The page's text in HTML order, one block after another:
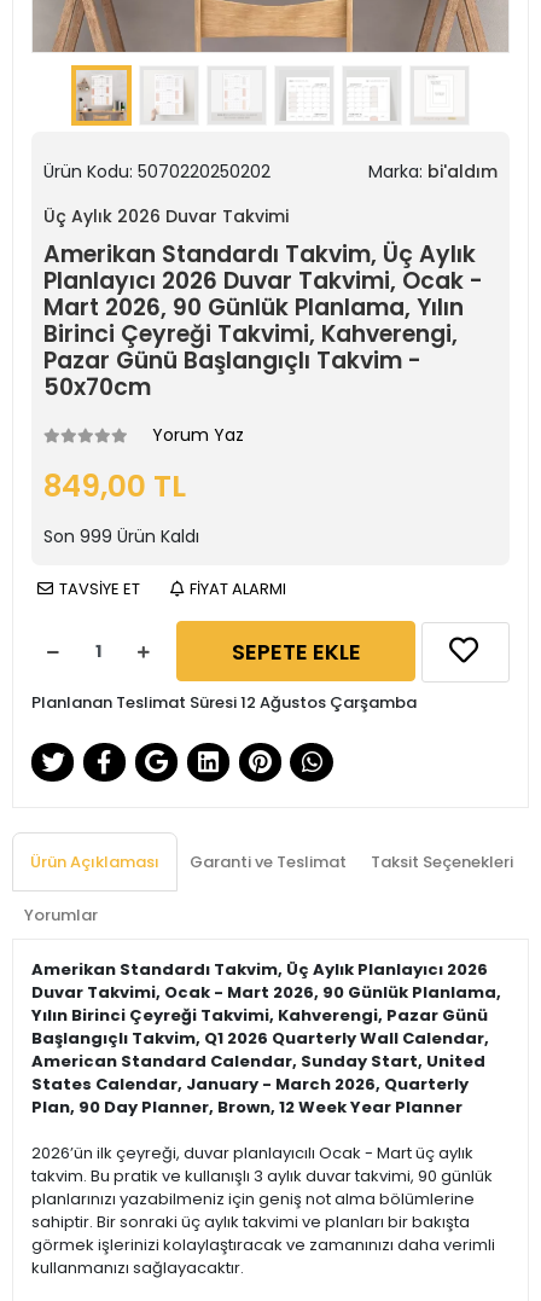
Ürün Kodu: 5070220250202 Marka: bi'aldım
Üç Aylık 2026 Duvar Takvimi
Amerikan Standardı Takvim, Üç Aylık
Planlayıcı 2026 Duvar Takvimi, Ocak -
Mart 2026, 90 Günlük Planlama, Yılın
Birinci Çeyreği Takvimi, Kahverengi,
Pazar Günü Başlangıçlı Takvim -
50x70cm
Yorum Yaz
849,00 TL
Son 999 Ürün Kaldı
TAVSİYE ET FİYAT ALARMI
SEPETE EKLE
Planlanan Teslimat Süresi 12 Ağustos Çarşamba
Ürün Açıklaması Garanti ve Teslimat Taksit Seçenekleri
Yorumlar
Amerikan Standardı Takvim, Üç Aylık Planlayıcı 2026
Duvar Takvimi, Ocak - Mart 2026, 90 Günlük Planlama,
Yılın Birinci Çeyreği Takvimi, Kahverengi, Pazar Günü
Başlangıçlı Takvim, Q1 2026 Quarterly Wall Calendar,
American Standard Calendar, Sunday Start, United
States Calendar, January - March 2026, Quarterly
Plan, 90 Day Planner, Brown, 12 Week Year Planner
2026’ün ilk çeyreği, duvar planlayıcılı Ocak - Mart üç aylık
takvim. Bu pratik ve kullanışlı 3 aylık duvar takvimi, 90 günlük
planlarınızı yazabilmeniz için geniş not alma bölümlerine
sahiptir. Bir sonraki üç aylık takvimi ve planları bir bakışta
görmek işlerinizi kolaylaştıracak ve zamanınızı daha verimli
kullanmanızı sağlayacaktır.